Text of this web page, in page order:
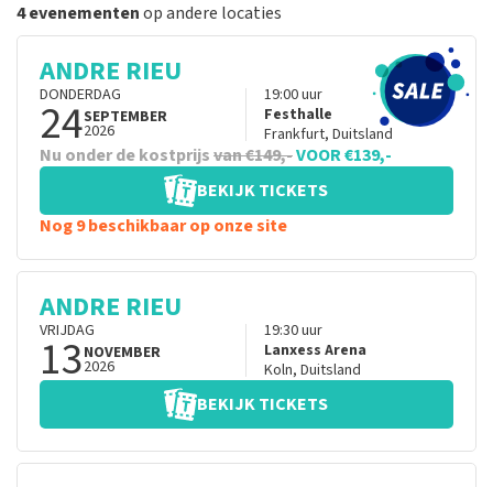
4 evenementenop andere locaties
ANDRE RIEU
DONDERDAG
24SEPTEMBER
2026
19:00uur
Festhalle
Frankfurt, Duitsland
Nu onder de kostprijsvan €149,-VOOR €139,-
BEKIJK TICKETS
Nog 9 beschikbaar op onze site
ANDRE RIEU
VRIJDAG
13NOVEMBER
2026
19:30uur
Lanxess Arena
Koln, Duitsland
BEKIJK TICKETS